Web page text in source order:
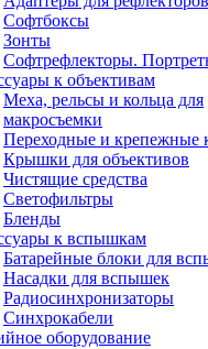
Софтбоксы
Зонты
Софтрефлекторы.
к объективам
Меха, рельсы и кольца для
макросъемки
Переходные и крепежные
Крышки для объективов
Чистящие средства
Светофильтры
Бленды
к вспышкам
Батарейные блоки для
Насадки для вспышек
Радиосинхронизаторы
Синхрокабели
оборудование